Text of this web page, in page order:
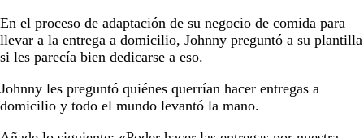
En el proceso de adaptación de su negocio de comida para
llevar a la entrega a domicilio, Johnny preguntó a su plantilla
si les parecía bien dedicarse a eso.
Johnny les preguntó quiénes querrían hacer entregas a
domicilio y todo el mundo levantó la mano.